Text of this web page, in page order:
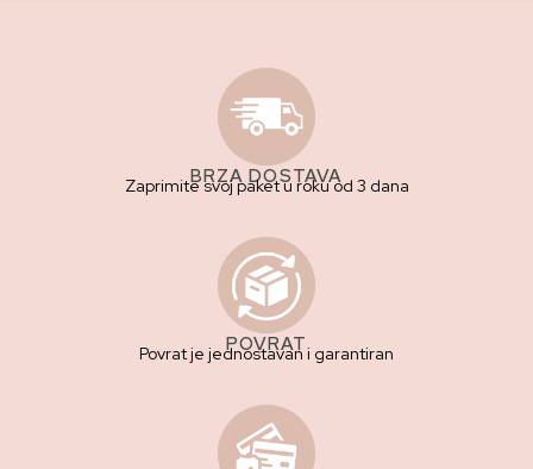
BRZA DOSTAVA
Zaprimite svoj paket u roku od 3 dana
POVRAT
Povrat je jednostavan i garantiran